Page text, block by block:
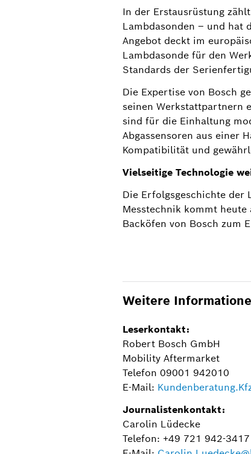
Eine Schlüsseltechnologie schreibt Geschichte:
50 Jahre Lambdasonde
1976 als Pionier in der
In der Erstausrüstung
Lambdasonden – und hat
Angebot deckt im
Lambdasonde für den
Standards der
Die Expertise von Bosch
seinen Werkstattpartnern
sind für die Einhaltung
Abgassensoren aus einer
Kompatibilität und
Vielseitige Technologie
Die Erfolgsgeschichte der
Messtechnik kommt
Backöfen von Bosch zum
Weitere
Leserkontakt:
Robert Bosch GmbH
Mobility Aftermarket
Telefon 09001 942010
E-Mail:
Journalistenkontakt:
Carolin Lüdecke
Telefon: +49 721 942-3417